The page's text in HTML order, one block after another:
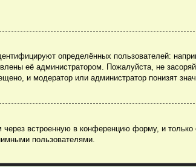
определённых пользователей:
её администратором. Пожалуйста, не
и модератор или администратор понизят
через встроенную в конференцию форму, и
пользователями.